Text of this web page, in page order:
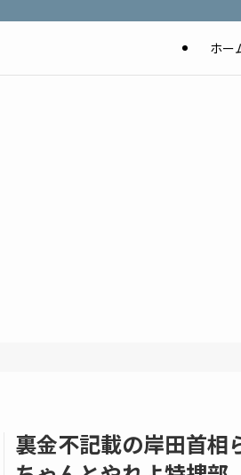
ホー
裏金不記載の岸田首